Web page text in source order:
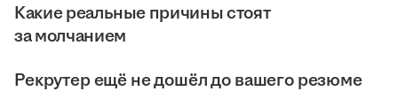
Какие реальные причины стоят
за молчанием
Рекрутер ещё не дошёл до вашего резюме